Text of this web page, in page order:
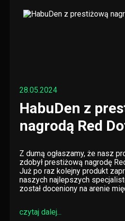
28.05.2024
HabuDen z
nagrodą Red
Z dumą ogłaszamy, że nasz
zdobył prestiżową nagrodę
Już po raz kolejny produkt
naszych najlepszych
został doceniony na arenie
czytaj dalej...